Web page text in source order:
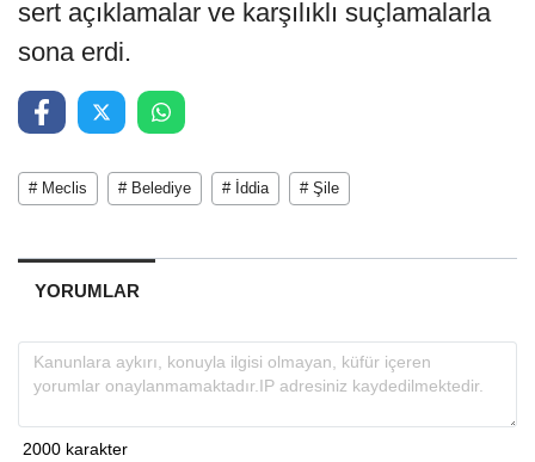
sert açıklamalar ve karşılıklı suçlamalarla
sona erdi.
# Meclis # Belediye # İddia # Şile
YORUMLAR